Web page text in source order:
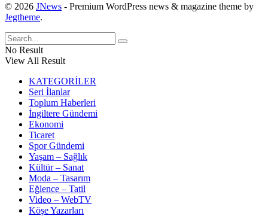
© 2026 JNews - Premium WordPress news & magazine theme by
Jegtheme.
No Result
View All Result
KATEGORİLER
Seri İlanlar
Toplum Haberleri
İngiltere Gündemi
Ekonomi
Ticaret
Spor Gündemi
Yaşam – Sağlık
Kültür – Sanat
Moda – Tasarım
Eğlence – Tatil
Video – WebTV
Köşe Yazarları